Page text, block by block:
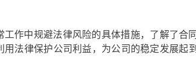
工作中规避法律风险的具体措施，了解了合
法律保护公司利益，为公司的稳定发展起